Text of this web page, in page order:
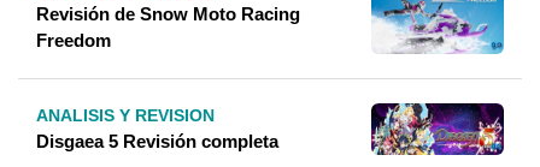
Revisión de Snow Moto Racing
Freedom
ANALISIS Y REVISION
Disgaea 5 Revisión completa